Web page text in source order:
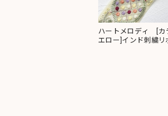
ハートメロディ [カ
エロー]インド刺繍リ